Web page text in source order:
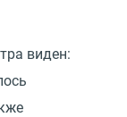
виден: